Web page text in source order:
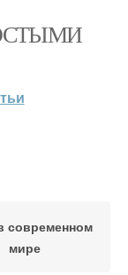
современном
мире